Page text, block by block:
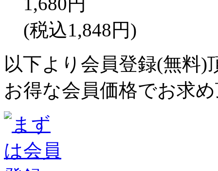
(税込1,848円)
以下より会員登録(無料)
お得な会員価格でお求